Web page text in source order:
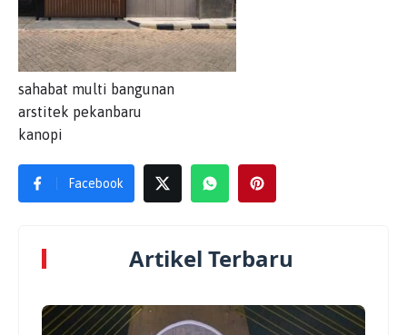
sahabat multi bangunan
arstitek pekanbaru
kanopi
Facebook
Artikel Terbaru